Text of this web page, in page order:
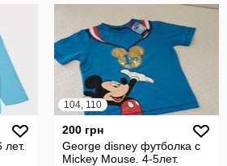
лет.
104, 110
200 грн
George disney футболка с
Mickey Mouse. 4-5лет.